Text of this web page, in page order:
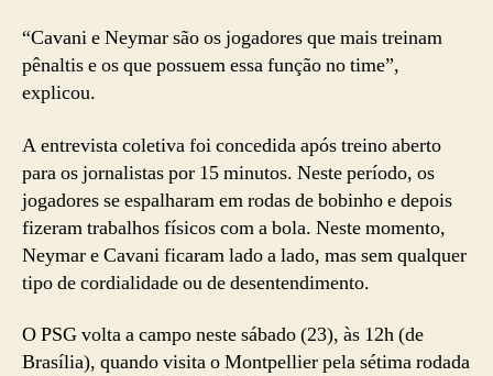
“Cavani e Neymar são os jogadores que mais treinam
pênaltis e os que possuem essa função no time”,
explicou.
A entrevista coletiva foi concedida após treino aberto
para os jornalistas por 15 minutos. Neste período, os
jogadores se espalharam em rodas de bobinho e depois
fizeram trabalhos físicos com a bola. Neste momento,
Neymar e Cavani ficaram lado a lado, mas sem qualquer
tipo de cordialidade ou de desentendimento.
O PSG volta a campo neste sábado (23), às 12h (de
Brasília), quando visita o Montpellier pela sétima rodada